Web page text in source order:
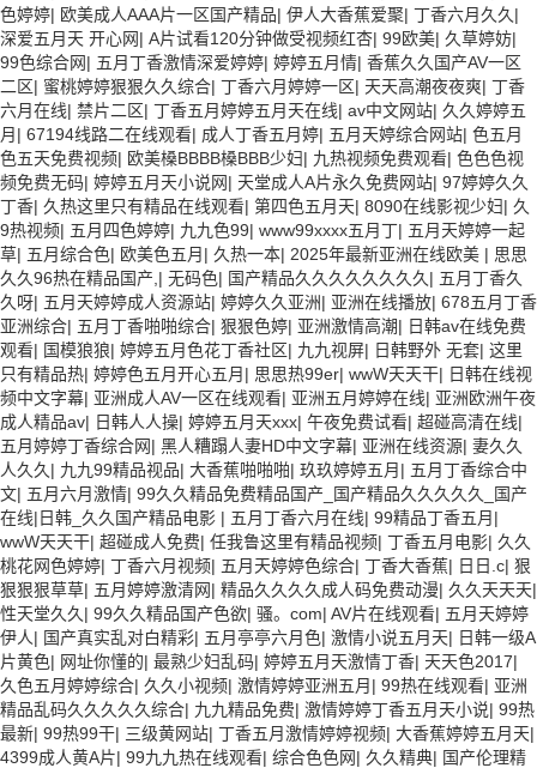
色婷婷| 欧美成人AAA片一区国产精品| 伊人大香蕉爱聚| 丁香六月久久 |
深爱五月天 开心网| A片试看120分钟做受视频红杏| 99欧美| 久草婷妨|
99色综合网| 五月丁香激情深爱婷婷| 婷婷五月情| 香蕉久久国产AV一区
二区| 蜜桃婷婷狠狠久久综合| 丁香六月婷婷一区| 天天高潮夜夜爽| 丁香
六月在线| 禁片二区| 丁香五月婷婷五月天在线| av中文网站| 久久婷婷五
月 | 67194线路二在线观看| 成人丁香五月婷| 五月天婷综合网站| 色五月
色五天免费视频| 欧美槡BBBB槡BBB少妇| 九热视频免费观看| 色色色视
频免费无码| 婷婷五月天小说网| 天堂成人A片永久免费网站| 97婷婷久久
丁香| 久热这里只有精品在线观看| 第四色五月天| 8090在线影视少妇| 久
9热视频| 五月四色婷婷| 九九色99| www99xxxx五月丁| 五月天婷婷一起
草| 五月综合色| 欧美色五月 | 久热一本| 2025年最新亚洲在线欧美 | 思思
久久96热在精品国产, | 无码色| 国产精品久久久久久久久久 | 五月丁香久
久呀| 五月天婷婷成人资源站| 婷婷久久亚洲| 亚洲在线播放| 678五月丁香
亚洲综合| 五月丁香啪啪综合| 狠狠色婷| 亚洲激情高潮| 日韩av在线免费
观看| 国模狼狼| 婷婷五月色花丁香社区| 九九视屏| 日韩野外 无套| 这里
只有精品热| 婷婷色五月开心五月 | 思思热99er| wwW天天干| 日韩在线视
频中文字幕| 亚洲成人AV一区在线观看| 亚洲五月婷婷在线| 亚洲欧洲午夜
成人精品av| 日韩人人操| 婷婷五月天xxx| 午夜免费试看| 超碰高清在线|
五月婷婷丁香综合网| 黑人糟蹋人妻HD中文字幕| 亚洲在线资源| 妻久久
人久久 | 九九99精品视品| 大香蕉啪啪啪| 玖玖婷婷五月 | 五月丁香综合中
文| 五月六月激情| 99久久精品免费精品国产_国产精品久久久久久_国产
在线|日韩_久久国产精品电影 | 五月丁香六月在线| 99精品丁香五月 |
wwW天天干| 超碰成人免费| 任我鲁这里有精品视频| 丁香五月电影| 久久
桃花网色婷婷| 丁香六月视频| 五月天婷婷色综合| 丁香大香蕉| 日日.c| 狠
狠狠狠草草| 五月婷婷激清网| 精品久久久久成人码免费动漫| 久久天天天|
性天堂久久 | 99久久精品国产色欲| 骚。com| AV片在线观看| 五月天婷婷
伊人| 国产真实乱对白精彩| 五月亭亭六月色| 激情小说五月天| 日韩一级A
片黄色| 网址你懂的| 最熟少妇乱码| 婷婷五月天激情丁香| 天天色2017|
久色五月婷婷综合| 久久小视频| 激情婷婷亚洲五月 | 99热在线观看| 亚洲
精品乱码久久久久久综合| 九九精品免费| 激情婷婷丁香五月天小说| 99热
最新| 99热99干| 三级黄网站| 丁香五月激情婷婷视频| 大香蕉婷婷五月天|
4399成人黄A片| 99九九热在线观看| 综合色色网| 久久精典| 国产伦理精